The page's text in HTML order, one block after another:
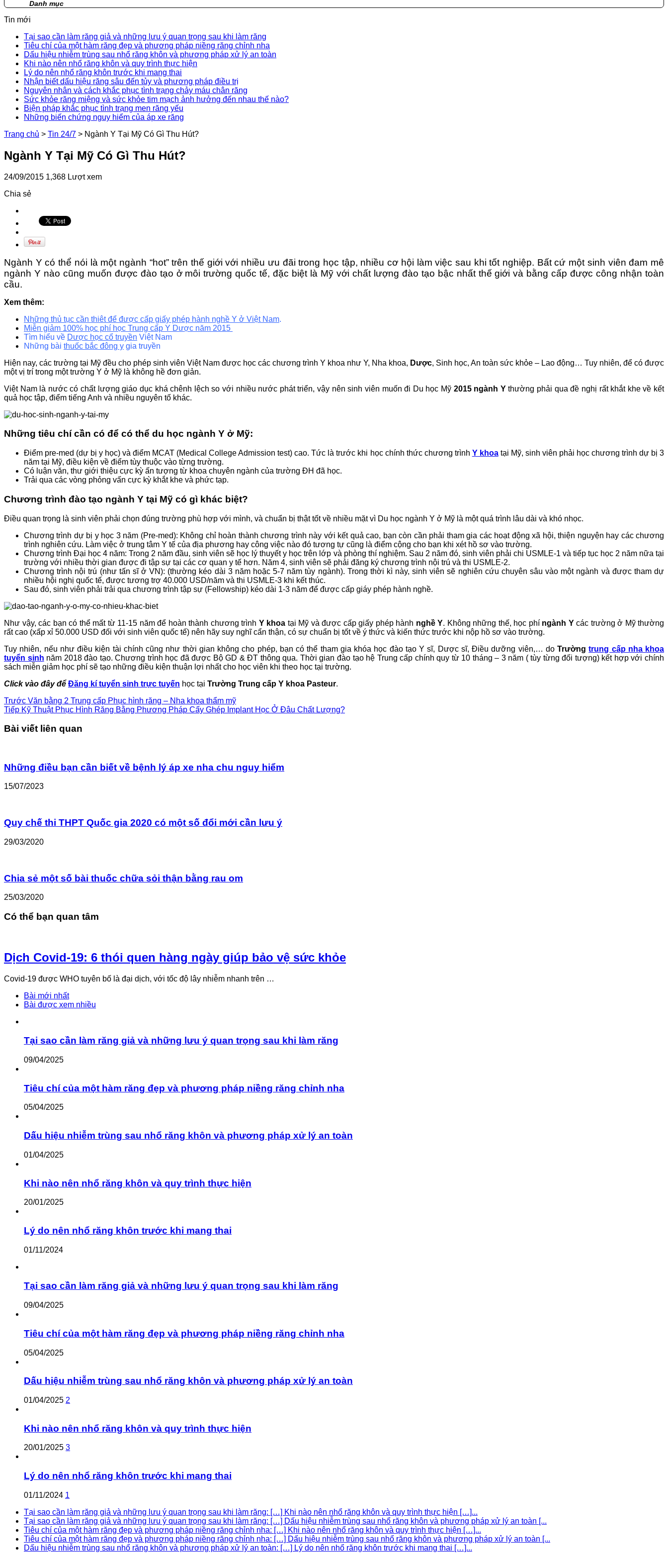
Danh mục
Tin mới
Tại sao cần làm răng giả và những lưu ý quan trọng sau khi làm răng
Tiêu chí của một hàm răng đẹp và phương pháp niềng răng chỉnh nha
Dấu hiệu nhiễm trùng sau nhổ răng khôn và phương pháp xử lý an toàn
Khi nào nên nhổ răng khôn và quy trình thực hiện
Lý do nên nhổ răng khôn trước khi mang thai
Nhận biết dấu hiệu răng sâu đến tủy và phương pháp điều trị
Nguyên nhân và cách khắc phục tình trạng chảy máu chân răng
Sức khỏe răng miệng và sức khỏe tim mạch ảnh hưởng đến nhau thế nào?
Biện pháp khắc phục tình trạng men răng yếu
Những biến chứng nguy hiểm của áp xe răng
Trang chủ > Tin 24/7 > Ngành Y Tại Mỹ Có Gì Thu Hút?
Ngành Y Tại Mỹ Có Gì Thu Hút?
24/09/2015 1,368 Lượt xem
Chia sẻ
Ngành Y có thể nói là một ngành “hot” trên thế giới với nhiều ưu đãi trong học tập, nhiều cơ hội làm việc sau khi tốt nghiệp. Bất cứ một sinh viên đam mê
ngành Y nào cũng muốn được đào tạo ở môi trường quốc tế, đặc biệt là Mỹ với chất lượng đào tạo bậc nhất thế giới và bằng cấp được công nhận toàn
cầu.
Xem thêm:
Những thủ tục cần thiêt để được cấp giấy phép hành nghề Y ở Việt Nam.
Miễn giảm 100% học phí học Trung cấp Y Dược năm 2015
Tìm hiểu về Dược học cổ truyền Việt Nam
Những bài thuốc bắc đông y gia truyền
Hiện nay, các trường tại Mỹ đều cho phép sinh viên Việt Nam được học các chương trình Y khoa như Y, Nha khoa, Dược, Sinh học, An toàn sức khỏe – Lao động… Tuy nhiên, để có được
một vị trí trong một trường Y ở Mỹ là không hề đơn giản.
Việt Nam là nước có chất lượng giáo dục khá chênh lệch so với nhiều nước phát triển, vậy nên sinh viên muốn đi Du học Mỹ 2015 ngành Ythường phải qua đề nghị rất khắt khe về kết
quả học tập, điểm tiếng Anh và nhiều nguyên tố khác.
Những tiêu chí cần có để có thể du học ngành Y ở Mỹ:
Điểm pre-med (dự bị y học) và điểm MCAT (Medical College Admission test) cao. Tức là trước khi học chính thức chương trình Y khoatại Mỹ, sinh viên phải học chương trình dự bị 3
năm tại Mỹ, điều kiện về điểm tùy thuộc vào từng trường.
Có luận văn, thư giới thiệu cực kỳ ấn tượng từ khoa chuyên ngành của trường ĐH đã học.
Trải qua các vòng phỏng vấn cực kỳ khắt khe và phức tạp.
Chương trình đào tạo ngành Y tại Mỹ có gì khác biệt?
Điều quan trọng là sinh viên phải chọn đúng trường phù hợp với mình, và chuẩn bị thật tốt về nhiều mặt vì Du học ngành Y ở Mỹ là một quá trình lâu dài và khó nhọc.
Chương trình dự bị y học 3 năm (Pre-med): Không chỉ hoàn thành chương trình này với kết quả cao, bạn còn cần phải tham gia các hoạt động xã hội, thiện nguyện hay các chương
trình nghiên cứu. Làm việc ở trung tâm Y tế của địa phương hay công việc nào đó tương tự cũng là điểm cộng cho bạn khi xét hồ sơ vào trường.
Chương trình Đại học 4 năm: Trong 2 năm đầu, sinh viên sẽ học lý thuyết y học trên lớp và phòng thí nghiệm. Sau 2 năm đó, sinh viên phải chi USMLE-1 và tiếp tục học 2 năm nữa tại
trường với nhiều thời gian được đi tập sự tại các cơ quan y tế hơn. Năm 4, sinh viên sẽ phải đăng ký chương trình nội trú và thi USMLE-2.
Chương trình nội trú (như tấn sĩ ở VN): (thường kéo dài 3 năm hoặc 5-7 năm tùy ngành). Trong thời kì này, sinh viên sẽ nghiên cứu chuyên sâu vào một ngành và được tham dự
nhiều hội nghị quốc tế, được tương trợ 40.000 USD/năm và thi USMLE-3 khi kết thúc.
Sau đó, sinh viên phải trải qua chương trình tập sự (Fellowship) kéo dài 1-3 năm để được cấp giáy phép hành nghề.
Như vậy, các bạn có thể mất từ 11-15 năm để hoàn thành chương trình Y khoa tại Mỹ và được cấp giấy phép hành nghề Y. Không những thế, học phí ngành Ycác trường ở Mỹ thường
rất cao (xấp xỉ 50.000 USD đối với sinh viên quốc tế) nên hãy suy nghĩ cẩn thận, có sự chuẩn bị tốt về ý thức và kiến thức trước khi nộp hồ sơ vào trường.
Tuy nhiên, nếu như điều kiện tài chính cũng như thời gian không cho phép, bạn có thể tham gia khóa học đào tạo Y sĩ, Dược sĩ, Điều dưỡng viên,… do Trườngtrung cấp nha khoa
tuyển sinh năm 2018đào tạo. Chương trình học đã được Bộ GD & ĐT thông qua. Thời gian đào tạo hệ Trung cấp chính quy từ 10 tháng – 3 năm ( tùy từng đối tượng) kết hợp với chính
sách miễn giảm học phí sẽ tạo những điều kiện thuận lợi nhất cho học viên khi theo học tại trường.
Click vào đây để Đăng kí tuyển sinh trực tuyến học tại Trường Trung cấp Y khoa Pasteur.
Trước Văn bằng 2 Trung cấp Phục hình răng – Nha khoa thẩm mỹ
Tiếp Kỹ Thuật Phục Hình Răng Bằng Phương Pháp Cấy Ghép Implant Học Ở Đâu Chất Lượng?
Bài viết liên quan
Những điều bạn cần biết về bệnh lý áp xe nha chu nguy hiểm
15/07/2023
Quy chế thi THPT Quốc gia 2020 có một số đổi mới cần lưu ý
29/03/2020
Chia sẻ một số bài thuốc chữa sỏi thận bằng rau om
25/03/2020
Có thể bạn quan tâm
Dịch Covid-19: 6 thói quen hàng ngày giúp bảo vệ sức khỏe
Covid-19 được WHO tuyên bố là đại dịch, với tốc độ lây nhiễm nhanh trên …
Bài mới nhất
Bài được xem nhiều
Tại sao cần làm răng giả và những lưu ý quan trọng sau khi làm răng
09/04/2025
Tiêu chí của một hàm răng đẹp và phương pháp niềng răng chỉnh nha
05/04/2025
Dấu hiệu nhiễm trùng sau nhổ răng khôn và phương pháp xử lý an toàn
01/04/2025
Khi nào nên nhổ răng khôn và quy trình thực hiện
20/01/2025
Lý do nên nhổ răng khôn trước khi mang thai
01/11/2024
Tại sao cần làm răng giả và những lưu ý quan trọng sau khi làm răng
09/04/2025
Tiêu chí của một hàm răng đẹp và phương pháp niềng răng chỉnh nha
05/04/2025
Dấu hiệu nhiễm trùng sau nhổ răng khôn và phương pháp xử lý an toàn
01/04/2025 2
Khi nào nên nhổ răng khôn và quy trình thực hiện
20/01/2025 3
Lý do nên nhổ răng khôn trước khi mang thai
01/11/2024 1
Tại sao cần làm răng giả và những lưu ý quan trọng sau khi làm răng: […] Khi nào nên nhổ răng khôn và quy trình thực hiện […]...
Tại sao cần làm răng giả và những lưu ý quan trọng sau khi làm răng: […] Dấu hiệu nhiễm trùng sau nhổ răng khôn và phương pháp xử lý an toàn [...
Tiêu chí của một hàm răng đẹp và phương pháp niềng răng chỉnh nha: […] Khi nào nên nhổ răng khôn và quy trình thực hiện […]...
Tiêu chí của một hàm răng đẹp và phương pháp niềng răng chỉnh nha: […] Dấu hiệu nhiễm trùng sau nhổ răng khôn và phương pháp xử lý an toàn [...
Dấu hiệu nhiễm trùng sau nhổ răng khôn và phương pháp xử lý an toàn: […] Lý do nên nhổ răng khôn trước khi mang thai […]...